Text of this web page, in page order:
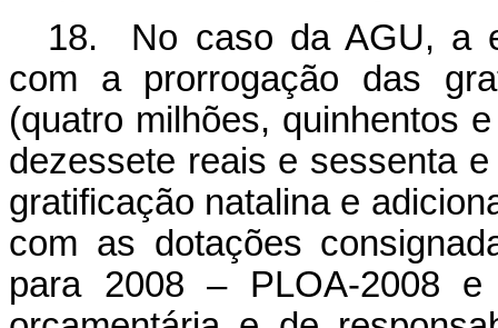
18. No caso da AGU, a
com a prorrogação das
(quatro milhões, quinhentos
dezessete reais e sessenta
gratificação natalina e
com as dotações
para 2008 – PLOA-2008 e